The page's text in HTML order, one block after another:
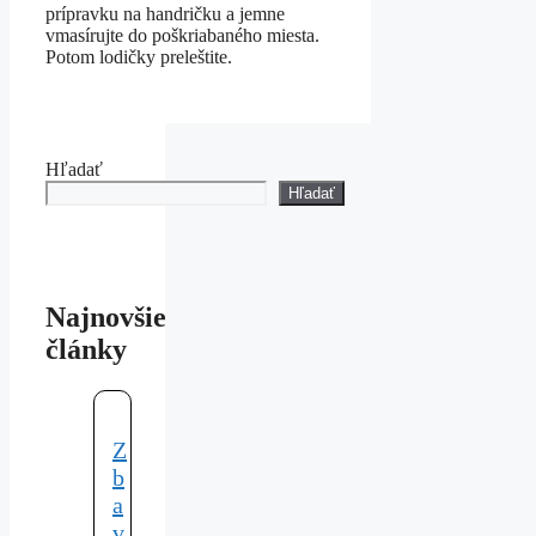
prípravku na handričku a jemne
vmasírujte do poškriabaného miesta.
Potom lodičky preleštite.
Hľadať
Hľadať
Najnovšie
články
Z
b
a